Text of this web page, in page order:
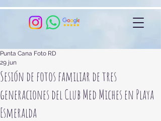
Sesión de fotos familiar de tres
generaciones del Club Med Miches en Playa
Esmeralda
Punta Cana Foto RD
29 jun